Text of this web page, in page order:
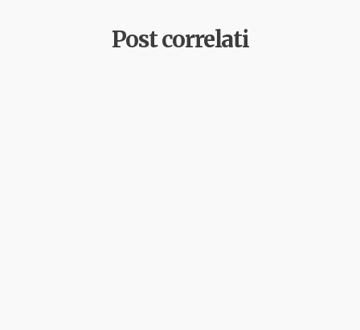
Post correlati